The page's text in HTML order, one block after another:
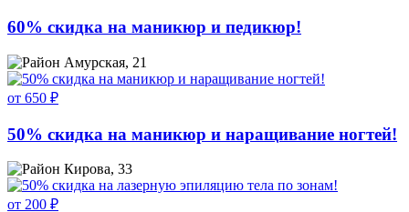
60% скидка на маникюр и педикюр!
Амурская, 21
от 650 ₽
50% скидка на маникюр и наращивание ногтей!
Кирова, 33
от 200 ₽